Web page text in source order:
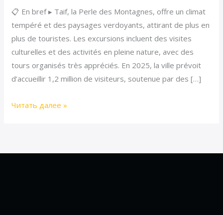
📋 En bref ▸ Taif, la Perle des Montagnes, offre un climat
tempéré et des paysages verdoyants, attirant de plus en
plus de touristes. Les excursions incluent des visites
culturelles et des activités en pleine nature, avec des
tours organisés très appréciés. En 2025, la ville prévoit
d’accueillir 1,2 million de visiteurs, soutenue par des […]
ses
excursions
incontournables
Читать далее »